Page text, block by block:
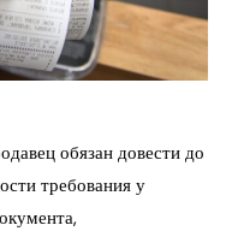
обязан довести до
требования у